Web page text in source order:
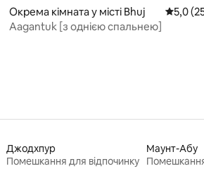
Окрема кімната у місті Bhuj
5,0
Aagantuk [з однією спальнею]
Джодхпур
Помешкання для відпочинку
Маунт-Абу